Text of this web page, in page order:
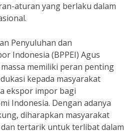
aturan yang berlaku dalam
Penyuluhan dan
Indonesia (BPPEI) Agus
memiliki peran penting
kepada masyarakat
ekspor impor bagi
Indonesia. Dengan adanya
diharapkan masyarakat
tertarik untuk terlibat dalam